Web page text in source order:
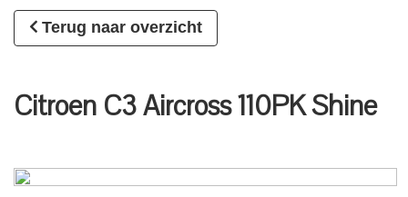
Terug naar overzicht
Citroen C3 Aircross 110PK Shine